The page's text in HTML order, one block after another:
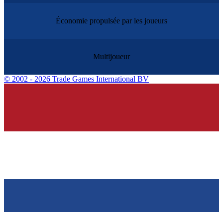
Économie propulsée par les joueurs
Multijoueur
© 2002 - 2026 Trade Games International BV